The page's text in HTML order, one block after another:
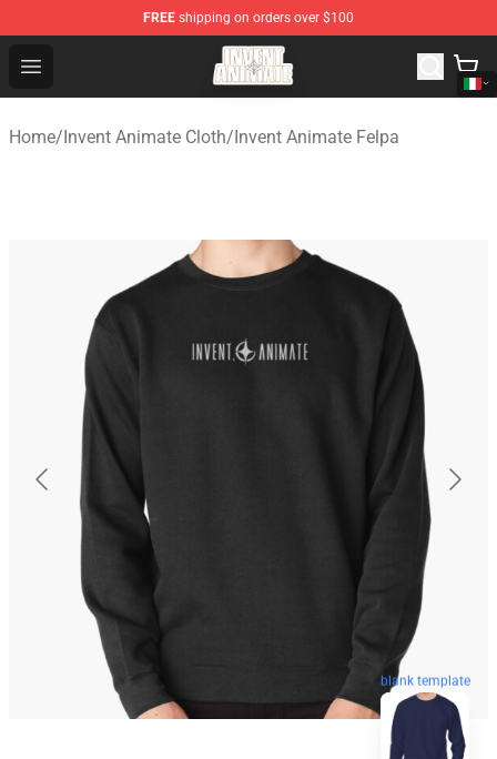
FREE shipping on orders over $100
Open menu
Invent Animate Shop - Official Invent Animate
Home/Invent Animate Cloth/Invent Animate Felpa
blank template